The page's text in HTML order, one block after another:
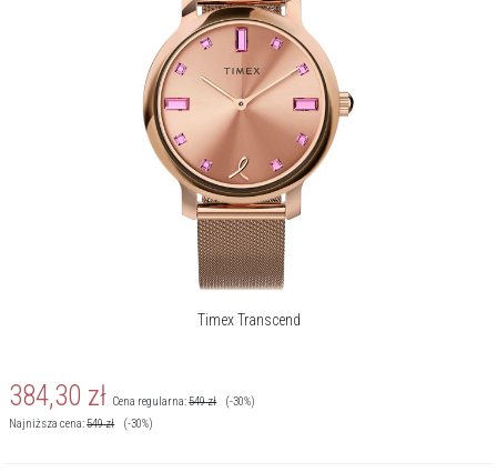
Timex Transcend
384,30 zł Cena regularna:549zł
(-30%)
Najniższa cena:549zł (-30%)